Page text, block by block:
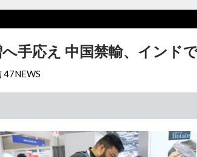
手応え 中国禁輸、インド
47NEWS